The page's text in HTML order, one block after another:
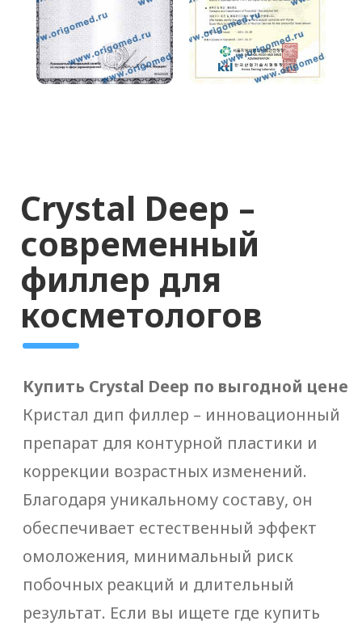
Нажимая кнопку «ПОЛУЧИТЬ ПРАЙС-
ЛИСТ», я подтверждаю, что
ознакомился(ась) сСогласием на
г. Санкт-Петербург,
доставляем по всей
России
+7 (929) 119-71-69
+7 (929) 119-71-69
Получить прайс-лист